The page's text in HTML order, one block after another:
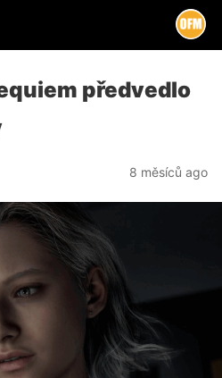
předvedlo
8 měsíců ago